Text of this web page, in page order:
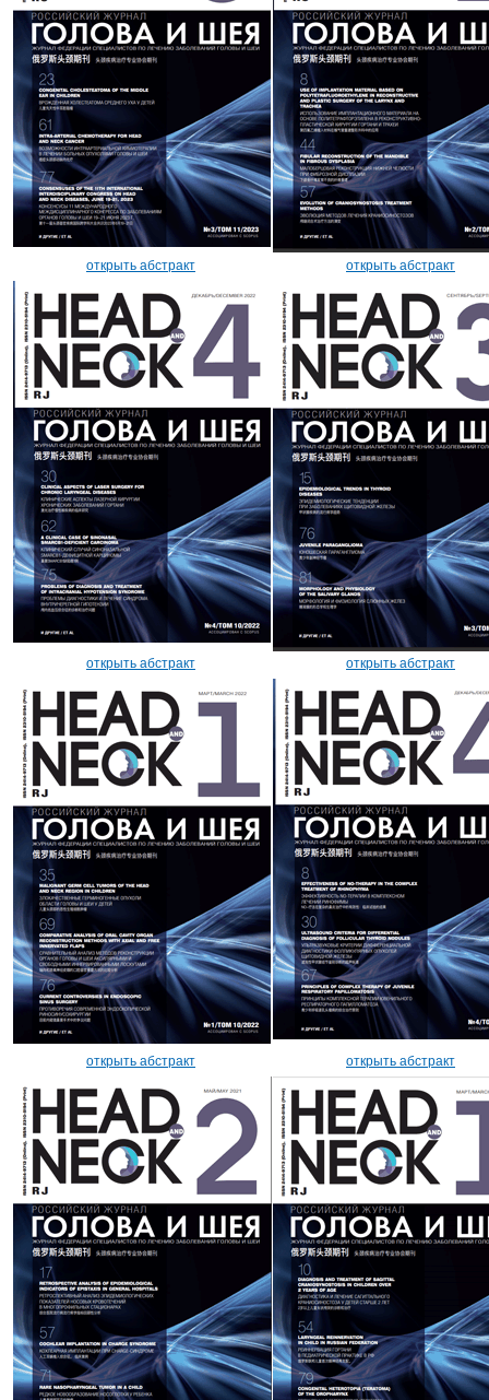
открыть абстракт открыть абстракт
открыть абстракт открыть абстракт
открыть абстракт открыть абстракт